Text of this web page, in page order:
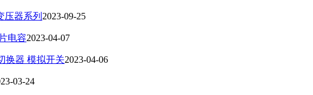
器系列 2023-09-25
电容2023-04-07
换器 模拟开关2023-04-06
03-24